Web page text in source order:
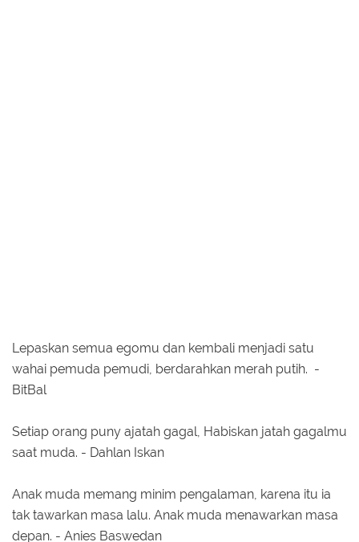
Lepaskan semua egomu dan kembali menjadi satu
wahai pemuda pemudi, berdarahkan merah putih. -
BitBal
Setiap orang puny ajatah gagal, Habiskan jatah gagalmu
saat muda. - Dahlan Iskan
Anak muda memang minim pengalaman, karena itu ia
tak tawarkan masa lalu. Anak muda menawarkan masa
depan. - Anies Baswedan